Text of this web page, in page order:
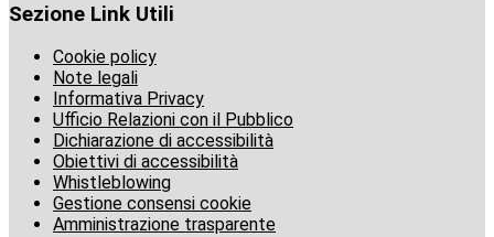
Sezione Link Utili
Cookie policy
Note legali
Informativa Privacy
Ufficio Relazioni con il Pubblico
Dichiarazione di accessibilità
Obiettivi di accessibilità
Whistleblowing
Gestione consensi cookie
Amministrazione trasparente